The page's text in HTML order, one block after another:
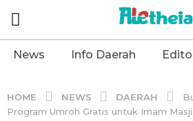
News Info Daerah
HOME NEWS DAERAH
Program Umroh Gratis untuk Imam